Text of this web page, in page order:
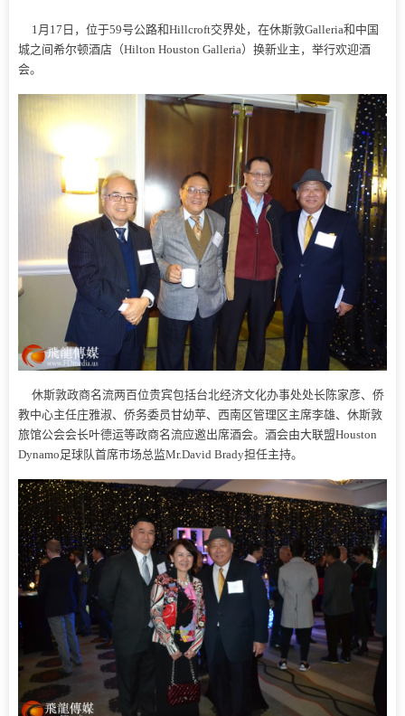
1月17日，位于59号公路和Hillcroft交界处，在休斯敦Galleria和中国
城之间希尔顿酒店（Hilton Houston Galleria）换新业主，举行欢迎酒
会。
休斯敦政商名流两百位贵宾包括台北经济文化办事处处长陈家彦、侨
教中心主任庄雅淑、侨务委员甘幼苹、西南区管理区主席李雄、休斯敦
旅馆公会会长叶德运等政商名流应邀出席酒会。酒会由大联盟Houston
Dynamo足球队首席市场总监Mr.David Brady担任主持。